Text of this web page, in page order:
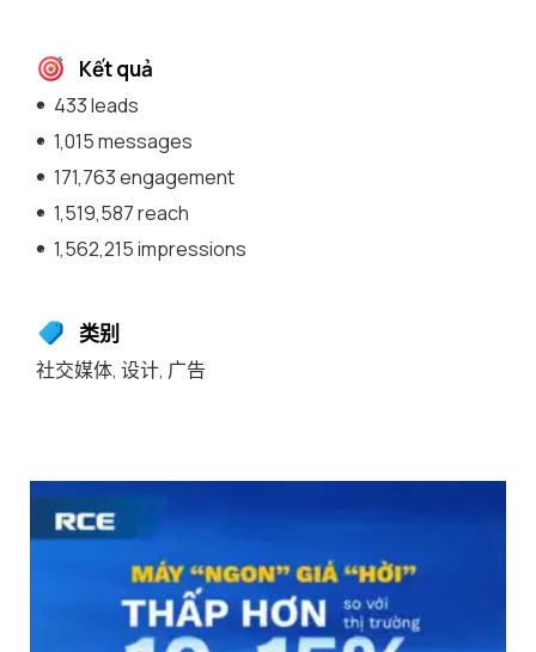
Kết quả
433 leads
1,015 messages
171,763 engagement
1,519,587 reach
1,562,215 impressions
类别
社交媒体, 设计, 广告